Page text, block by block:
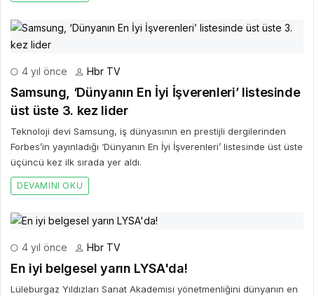
4 yıl önce Hbr TV
Samsung, ‘Dünyanın En İyi İşverenleri’ listesinde
üst üste 3. kez lider
Teknoloji devi Samsung, iş dünyasının en prestijli dergilerinden
Forbes’in yayınladığı ‘Dünyanın En İyi İşverenleri’ listesinde üst üste
üçüncü kez ilk sırada yer aldı.
DEVAMINI OKU
4 yıl önce Hbr TV
En iyi belgesel yarın LYSA'da!
Lüleburgaz Yıldızları Sanat Akademisi yönetmenliğini dünyanın en